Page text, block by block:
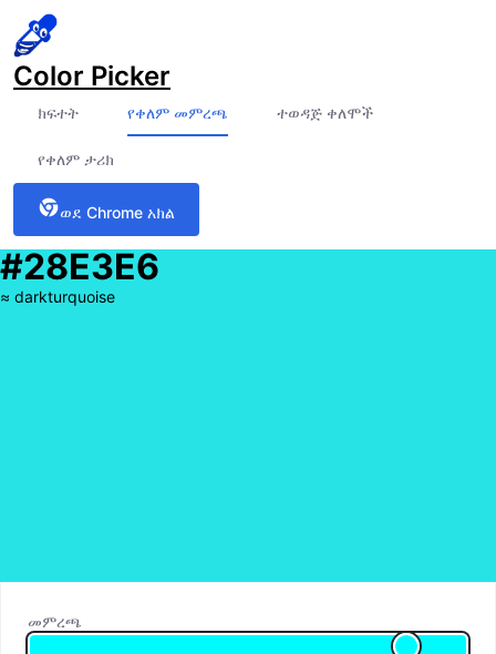
Color Picker
ክፍተት የቀለም መምረጫ ተወዳጅ ቀለሞች
የቀለም ታሪክ
ወደ Chrome አክል
#28E3E6
≈ darkturquoise
መምረጫ